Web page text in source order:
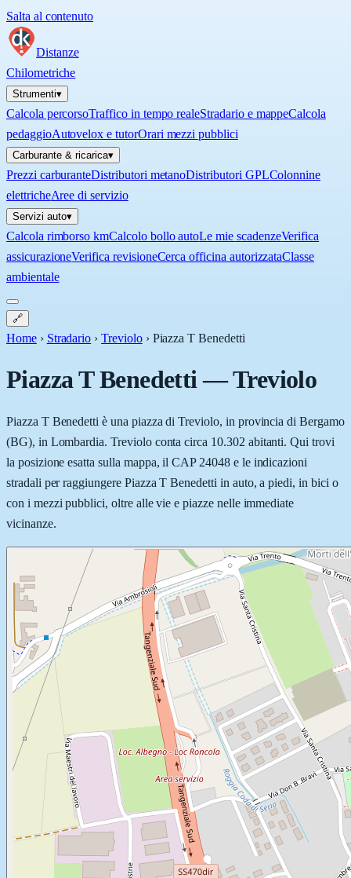
Salta al contenuto
Distanze
Chilometriche
Strumenti▾
Calcola percorsoTraffico in tempo realeStradario e mappeCalcola
pedaggioAutovelox e tutorOrari mezzi pubblici
Carburante & ricarica▾
Prezzi carburanteDistributori metanoDistributori GPLColonnine
elettricheAree di servizio
Servizi auto▾
Calcola rimborso kmCalcolo bollo autoLe mie scadenzeVerifica
assicurazioneVerifica revisioneCerca officina autorizzataClasse
ambientale
🔗
Home › Stradario › Treviolo › Piazza T Benedetti
Piazza T Benedetti—Treviolo
Piazza T Benedetti è una piazza di Treviolo, in provincia di Bergamo
(BG), in Lombardia. Treviolo conta circa 10.302 abitanti. Qui trovi
la posizione esatta sulla mappa, il CAP 24048 e le indicazioni
stradali per raggiungere Piazza T Benedetti in auto, a piedi, in bici o
con i mezzi pubblici, oltre alle vie e piazze nelle immediate
vicinanze.